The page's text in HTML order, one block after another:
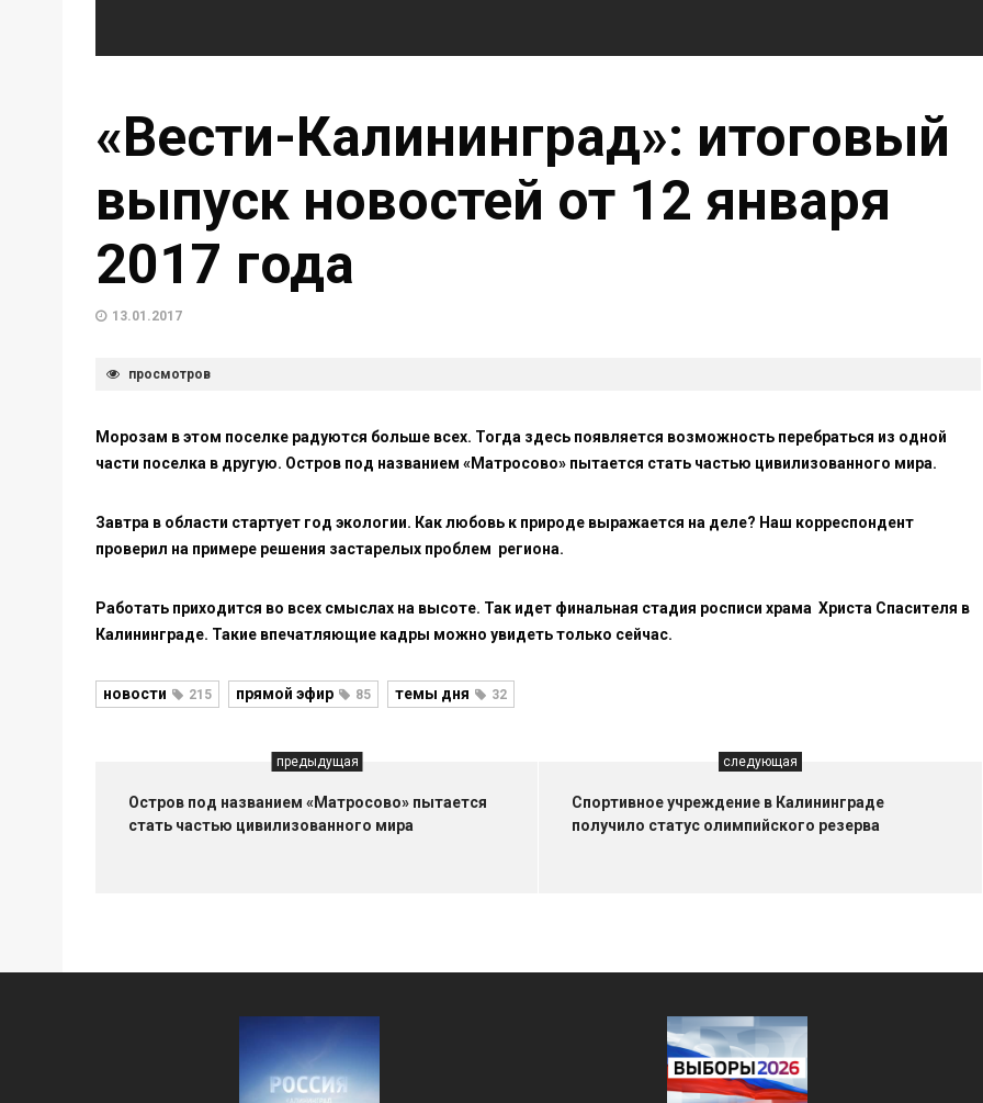
«Вести-Калининград»: итоговый
выпуск новостей от 12 января
2017 года
13.01.2017
просмотров
Морозам в этом поселке радуются больше всех. Тогда здесь появляется возможность перебраться из одной
части поселка в другую. Остров под названием «Матросово» пытается стать частью цивилизованного мира.
Завтра в области стартует год экологии. Как любовь к природе выражается на деле? Наш корреспондент
проверил на примере решения застарелых проблем региона.
Работать приходится во всех смыслах на высоте. Так идет финальная стадия росписи храма Христа Спасителя в
Калининграде. Такие впечатляющие кадры можно увидеть только сейчас.
новости 215 прямой эфир 85 темы дня 32
предыдущая
Остров под названием «Матросово» пытается
стать частью цивилизованного мира
следующая
Спортивное учреждение в Калининграде
получило статус олимпийского резерва